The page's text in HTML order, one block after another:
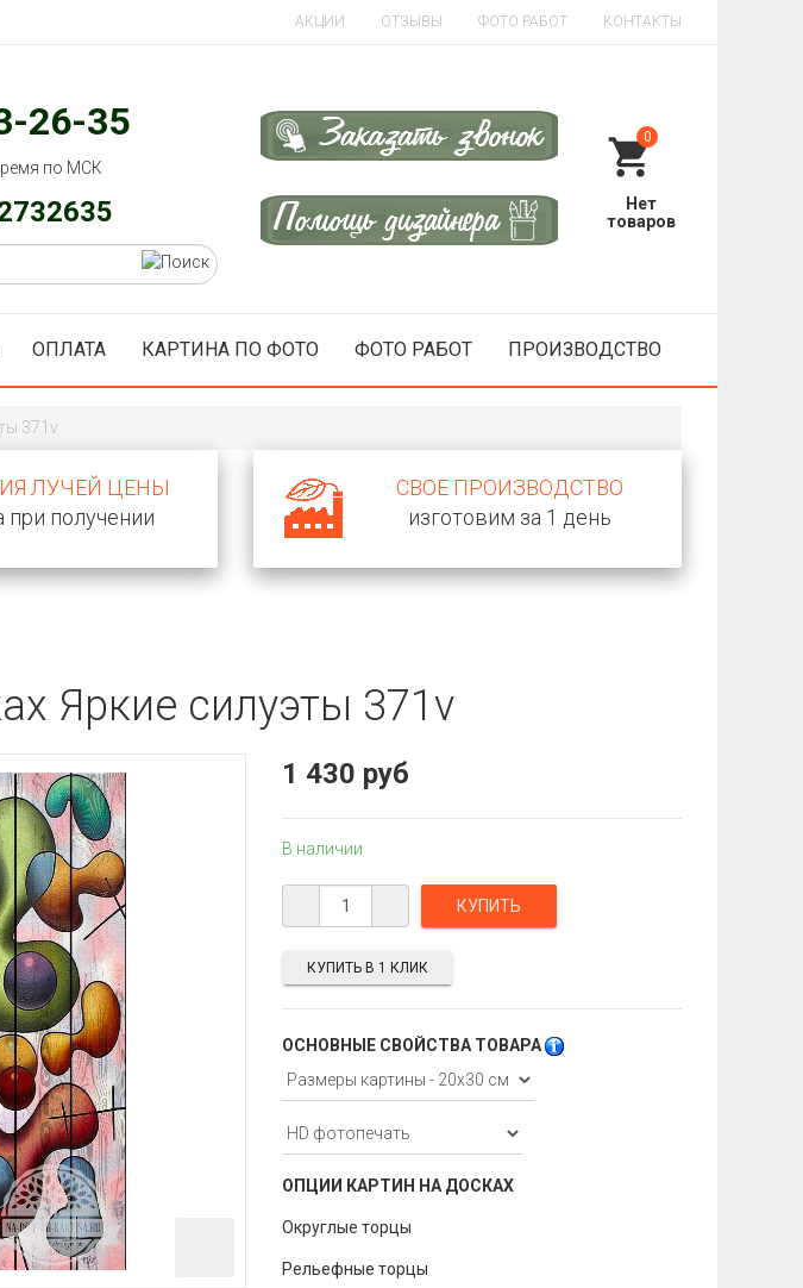
АКЦИИ ОТЗЫВЫ ФОТО РАБОТ КОНТАКТЫ
26-35
по МСК
0
ОПЛАТА КАРТИНА ПО ФОТО ФОТО РАБОТ ПРОИЗВОДСТВО
371v
ЛУЧЕЙ ЦЕНЫ
при получении
СВОЕ ПРОИЗВОДСТВО
изготовим за 1 день
Яркие силуэты 371v
1 430 руб
В наличии
ОСНОВНЫЕ СВОЙСТВА ТОВАРА
ОПЦИИ КАРТИН НА ДОСКАХ
Округлые торцы
Рельефные торцы
КУПИТЬ В 1 КЛИК